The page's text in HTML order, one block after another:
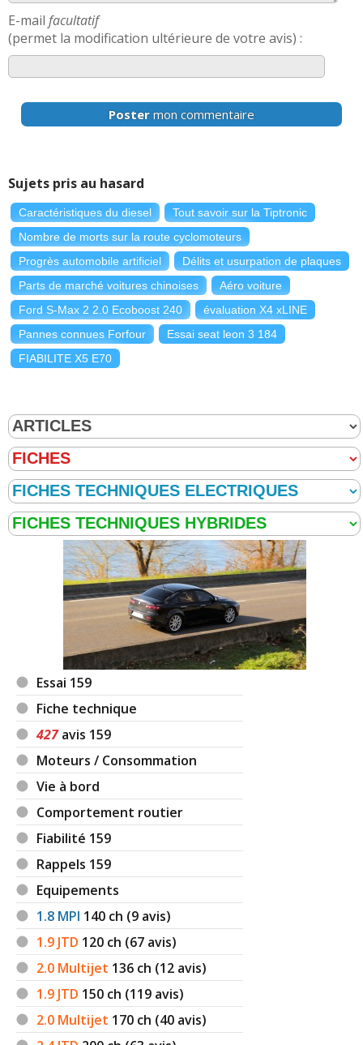
E-mail facultatif
(permet la modification ultérieure de votre avis) :
Poster mon commentaire
Sujets pris au hasard
Caractéristiques du diesel
Tout savoir sur la Tiptronic
Nombre de morts sur la route cyclomoteurs
Progrès automobile artificiel
Délits et usurpation de plaques
Parts de marché voitures chinoises
Aéro voiture
Ford S-Max 2 2.0 Ecoboost 240
évaluation X4 xLINE
Pannes connues Forfour
Essai seat leon 3 184
FIABILITE X5 E70
Essai 159
Fiche technique
427avis 159
Moteurs / Consommation
Vie à bord
Comportement routier
Fiabilité 159
Rappels 159
Equipements
1.8 MPI 140 ch (9 avis)
1.9 JTD 120 ch (67 avis)
2.0 Multijet 136 ch (12 avis)
1.9 JTD 150 ch (119 avis)
2.0 Multijet 170 ch (40 avis)